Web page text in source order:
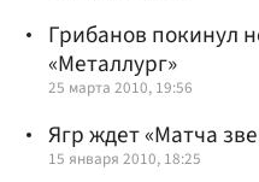
Грибанов покинул
«Металлург»
25 марта 2010, 19:56
Ягр ждет «Матча
15 января 2010, 18:25